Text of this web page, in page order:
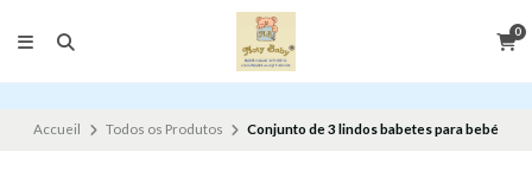
0
Accueil Todos os Produtos Conjunto de 3 lindos babetes para bebé